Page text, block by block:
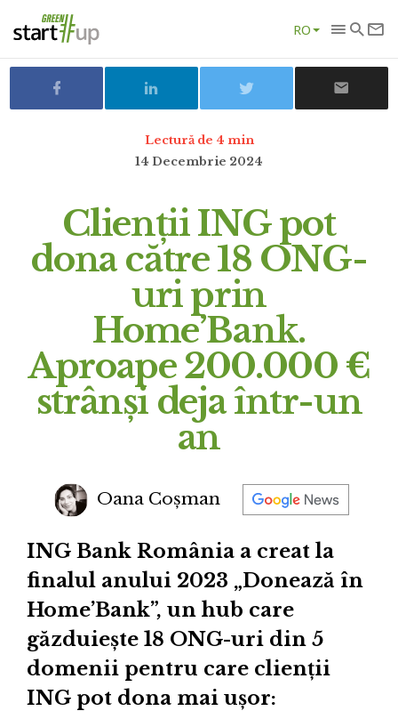
RO
Lectură de 4 min
14 Decembrie 2024
Clienții ING pot
dona către 18 ONG-
uri prin
Home’Bank.
Aproape 200.000 €
strânși deja într-un
an
Oana Coșman
ING Bank România a creat la
finalul anului 2023 „Donează în
Home’Bank”, un hub care
găzduiește 18 ONG-uri din 5
domenii pentru care clienții
ING pot dona mai ușor: